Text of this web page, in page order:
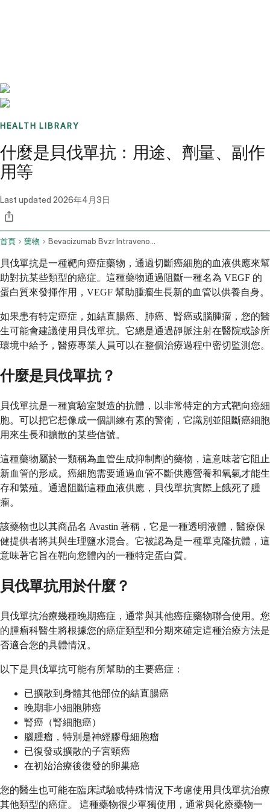
HEALTH LIBRARY
什麼是貝伐單抗：用途、劑量、副作
用等
Last updated 2026年4月3日
首頁 藥物 Bevacizumab Bvzr Intravenous Route
貝伐單抗是一種靶向癌症藥物，通過切斷癌細胞的血液供應來幫
助對抗某些類型的癌症。這種藥物通過阻斷一種名為 VEGF 的
蛋白質來發揮作用，VEGF 幫助腫瘤生長新的血管以供養自身。
如果患有特定癌症，如結直腸癌、肺癌、腎癌或腦腫瘤，您的醫
生可能會建議使用貝伐單抗。它總是通過靜脈注射在醫院或診所
環境中給予，醫療專業人員可以在整個治療過程中密切監測您。
什麼是貝伐單抗？
貝伐單抗是一種實驗室製造的抗體，以非常特定的方式靶向癌細
胞。可以把它想像成一個訓練有素的警衛，它識別並阻斷癌細胞
用來生長和擴散的某些信號。
這種藥物屬於一類稱為血管生成抑制劑的藥物，這意味著它阻止
新血管的形成。癌細胞需要通過血管不斷供應營養和氧氣才能生
存和繁殖。通過阻斷這種血液供應，貝伐單抗實際上餓死了腫
瘤。
該藥物也以其商品名 Avastin 著稱，它是一種透明液體，醫療保
健提供者將其與生理鹽水混合。它被認為是一種單克隆抗體，這
意味著它旨在靶向您體內的一種特定蛋白質。
貝伐單抗用於什麼？
貝伐單抗治療幾種晚期癌症，通常與其他癌症藥物聯合使用。您
的腫瘤科醫生將根據您的癌症類型和分期來確定這種治療方法是
否適合您的具體情況。
以下是貝伐單抗可能有所幫助的主要癌症：
已擴散到身體其他部位的結直腸癌
晚期非小細胞肺癌
腎癌（腎細胞癌）
腦腫瘤，特別是神經膠母細胞瘤
已復發或擴散的子宮頸癌
在初始治療後復發的卵巢癌
您的醫生也可能在臨床試驗或特殊情況下考慮使用貝伐單抗治療
其他類型的癌症。 這種藥物很少單獨使用，通常與化療藥物一